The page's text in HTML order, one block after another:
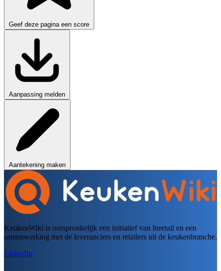
Geef deze pagina een score
Aanpassing melden
Aantekening maken
KeukenWiki is oorspronkelijk een initiatief van Inretail en een
samenwerking met de leveranciers en retailers uit de keukenbranche.
LinkedIn